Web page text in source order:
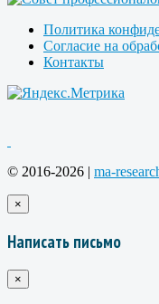
Политика
Согласие на
Контакты
© 2016-2026 | ma-
×
Написать письмо
×